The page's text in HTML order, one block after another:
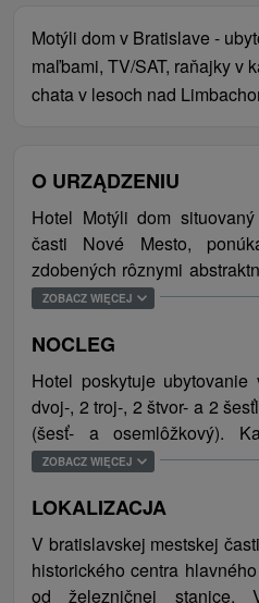
Motýli dom v Bratislave -
maľbami, TV/SAT, raňajky v
chata v lesoch nad
O URZĄDZENIU
Hotel Motýli dom
časti Nové Mesto,
zdobených rôznymi
vlastným sociálnym
hostia môžu namaľovať aj
tu totiž stála expozícia
(tvoriaceho pod
reprezentujúca stavovú
ako nový prúd v umení.
nonstop recepcie,
internet a súkromné
kamarátov a všetky
ubytovania niečo viac.
ZOBACZ WIĘCEJ
NOCLEG
Hotel poskytuje
dvoj-, 2 troj-, 2 štvor- a 2
(šesť- a osemlôžkový).
TV/SAT a vlastnou
klimatizáciu, balkón či
do jednotlivých izieb je po
dispozícii. Z doplnkových
maľovanie vo výtvarnej
ZOBACZ WIĘCEJ
LOKALIZACJA
V bratislavskej mestskej
historického centra
od železničnej stanice.